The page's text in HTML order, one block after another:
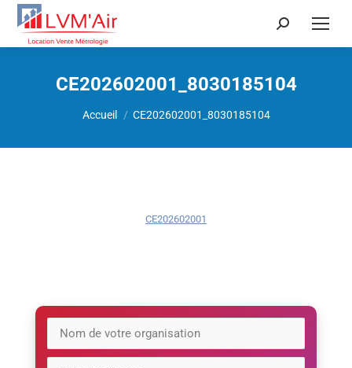
Recherche
CE202602001_8030185104
Accueil CE202602001_8030185104
CE202602001